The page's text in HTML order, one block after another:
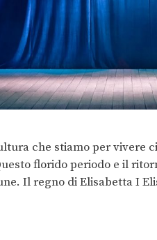
che stiamo per vivere
florido periodo e il
Il regno di Elisabetta I